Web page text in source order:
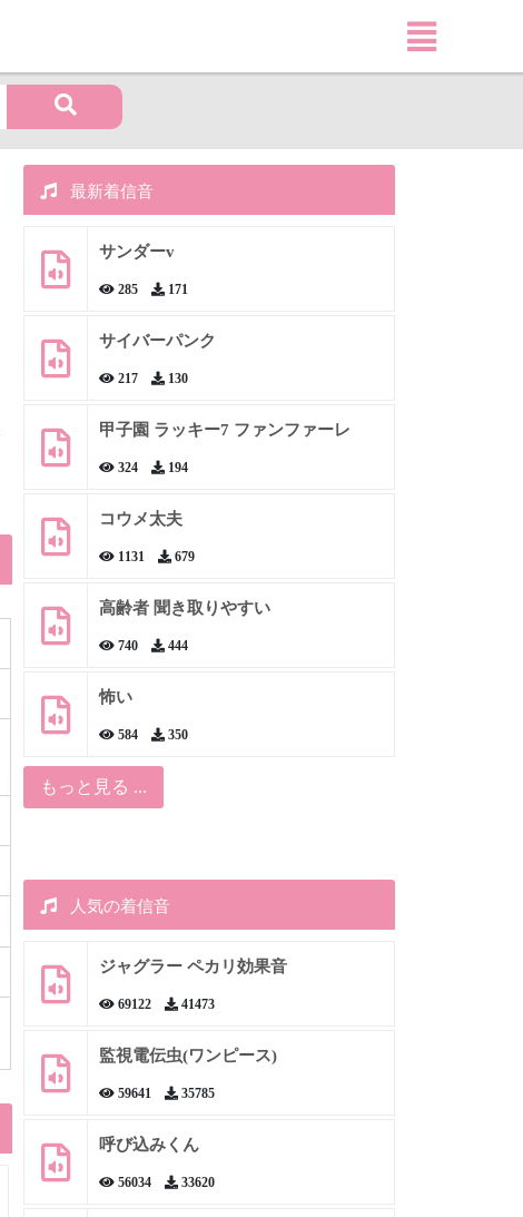
最新着信音
サンダーv
285 171
サイバーパンク
217 130
甲子園 ラッキー7 ファンファーレ
324 194
コウメ太夫
1131 679
高齢者 聞き取りやすい
740 444
怖い
584 350
もっと見る ...
人気の着信音
ジャグラー ペカリ効果音
69122 41473
監視電伝虫(ワンピース)
59641 35785
呼び込みくん
56034 33620